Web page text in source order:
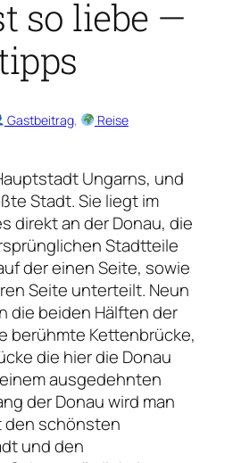
so liebe —
Gastbeitrag, Reise
Ungarns, und
Stadt. Sie liegt im
direkt an der Donau, die
Stadtteile
der einen Seite, sowie
Seite unterteilt. Neun
die beiden Hälften der
berühmte Kettenbrücke,
die hier die Donau
ausgedehnten
der Donau wird man
den schönsten
und den